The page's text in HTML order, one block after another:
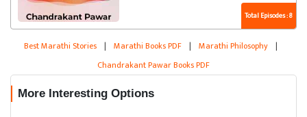
Total Episodes : 8
Best Marathi Stories | Marathi Books PDF | Marathi Philosophy |
Chandrakant Pawar Books PDF
More Interesting Options